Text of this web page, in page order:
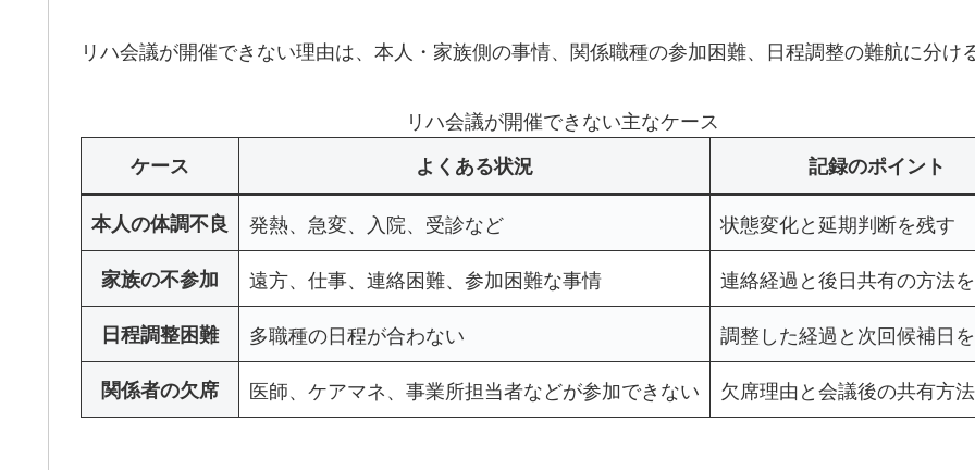
リハ会議が開催できない理由は、本人・家族側の事情、関係職種の参加困難、日程調整の難航に分け
リハ会議が開催できない主なケース
ケース
よくある状況 記録のポイント
本人の体調不良 発熱、急変、入院、受診など
状態変化と延期判断を残す
家族の不参加
遠方、仕事、連絡困難、参加困難な事情
連絡経過と後日共有の方法
日程調整困難
多職種の日程が合わない
調整した経過と次回候補日
関係者の欠席
医師、ケアマネ、事業所担当者などが参加できない 欠席理由と会議後の共有方